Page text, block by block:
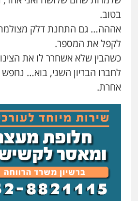
פלילי צבאי מעצרים
0547342002
עו"ד אלון קריטי
עו"ד דפנה לביא
משפחה גישור
0507206063
עו"ד זוהר ארבל
פלילי פשיעה חמורה
קטינים
בטוב.
אההה… גם התחנת דלק
לקפל את המספר.
כשהבין שלא אשחרר לו את
לחברו הבריון השני, בוא…
אחרת.